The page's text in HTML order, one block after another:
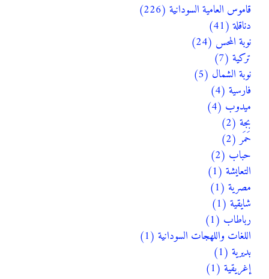
قاموس العامية السودانية (226)
دناقلة (41)
نوبة المحس (24)
تركية (7)
نوبة الشمال (5)
فارسية (4)
ميدوب (4)
بجة (2)
حَمَر (2)
حباب (2)
التعايشة (1)
مصرية (1)
شايقية (1)
رباطاب (1)
اللغات واللهجات السودانية (1)
بديرية (1)
إغريقية (1)